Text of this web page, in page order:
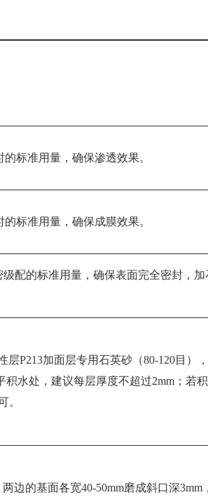
标准用量，确保渗透效果。
标准用量，确保成膜效果。
级配的标准用量，确保表面完全密封，
层P213加面层专用石英砂（80-120目）
积水处，建议每层厚度不超过2mm；若
。
边的基面各宽40-50mm磨成斜口深3mm